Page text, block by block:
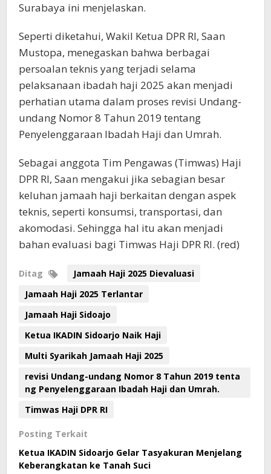
Surabaya ini menjelaskan.
Seperti diketahui, Wakil Ketua DPR RI, Saan
Mustopa, menegaskan bahwa berbagai
persoalan teknis yang terjadi selama
pelaksanaan ibadah haji 2025 akan menjadi
perhatian utama dalam proses revisi Undang-
undang Nomor 8 Tahun 2019 tentang
Penyelenggaraan Ibadah Haji dan Umrah.
Sebagai anggota Tim Pengawas (Timwas) Haji
DPR RI, Saan mengakui jika sebagian besar
keluhan jamaah haji berkaitan dengan aspek
teknis, seperti konsumsi, transportasi, dan
akomodasi. Sehingga hal itu akan menjadi
bahan evaluasi bagi Timwas Haji DPR RI. (red)
Ditag
Jamaah Haji 2025 Dievaluasi
Jamaah Haji 2025 Terlantar
Jamaah Haji Sidoajo
Ketua IKADIN Sidoarjo Naik Haji
Multi Syarikah Jamaah Haji 2025
revisi Undang-undang Nomor 8 Tahun 2019 tenta
ng Penyelenggaraan Ibadah Haji dan Umrah.
Timwas Haji DPR RI
Posting Terkait
Ketua IKADIN Sidoarjo Gelar Tasyakuran Menjelang
Keberangkatan ke Tanah Suci